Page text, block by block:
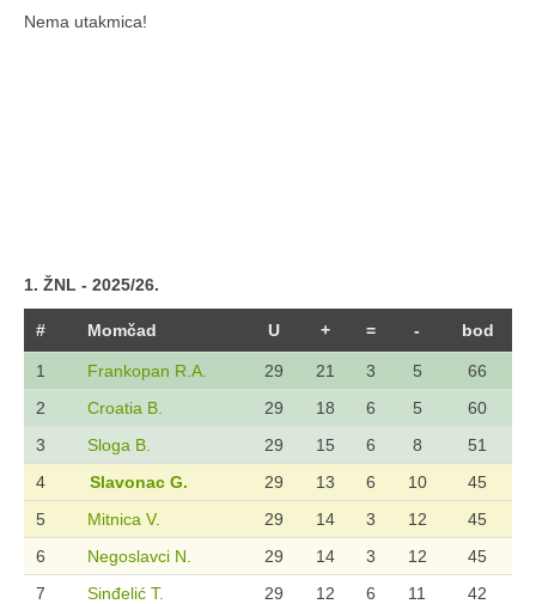
Nema utakmica!
1. ŽNL - 2025/26.
# Momčad U + = - bod
1 Frankopan R.A. 29 21 3 5
66
2
Croatia B. 29 18 6 5
60
3
Sloga B. 29 15 6 8
51
4
Slavonac G. 29 13 6 10
45
5
Mitnica V. 29 14 3 12
45
6
Negoslavci N. 29 14 3 12
45
7
Sinđelić T. 29 12 6 11
42